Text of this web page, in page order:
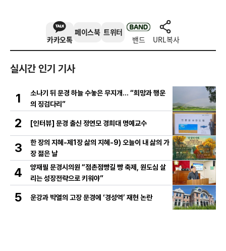
카카오톡
페이스북 트위터
밴드 URL복사
실시간 인기 기사
1
소나기 뒤 문경 하늘 수놓은 무지개… “희망과 행운
의 징검다리”
2 [인터뷰] 문경 출신 정연모 경희대 명예교수
3
한 장의 지혜-제1장 삶의 지혜-9) 오늘이 내 삶의 가
장 젊은 날
4
양재필 문경시의원 “점촌점빵길 빵 축제, 원도심 살
리는 성장전략으로 키워야”
5 운강과 박열의 고장 문경에 ‘경성역’ 재현 논란